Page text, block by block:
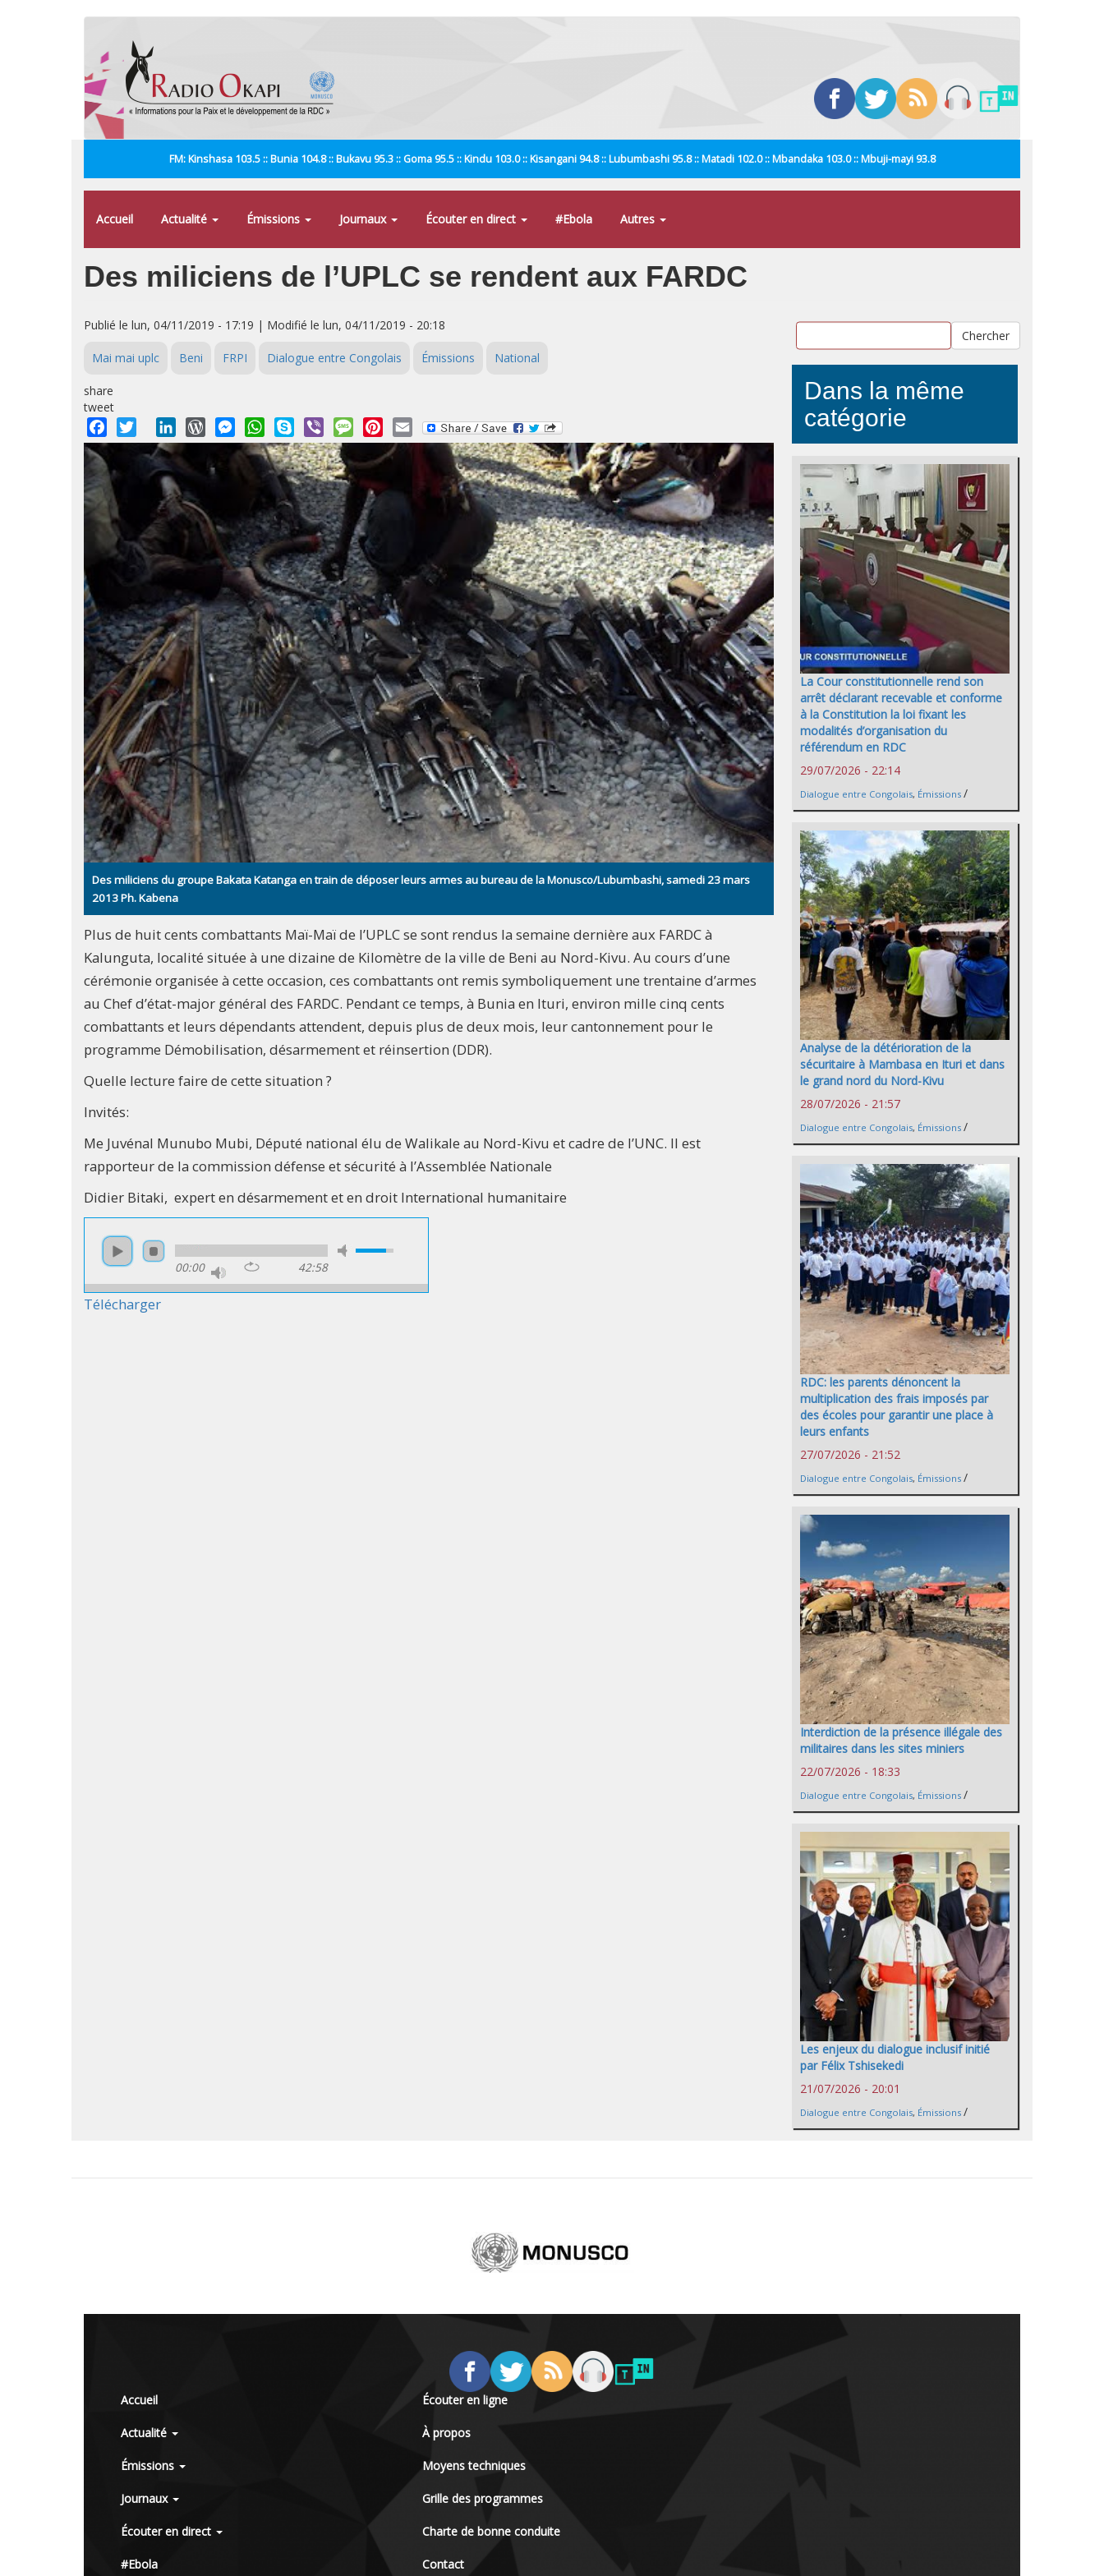
FM: Kinshasa 103.5 :: Bunia 104.8 :: Bukavu 95.3 :: Goma 95.5 :: Kindu 103.0 :: Kisangani 94.8 :: Lubumbashi 95.8 :: Matadi 102.0 :: Mbandaka 103.0 :: Mbuji-mayi 93.8
Accueil Actualité Émissions Journaux Écouter en direct #Ebola Autres
Des miliciens de l’UPLC se rendent aux FARDC
Publié le lun, 04/11/2019 - 17:19 | Modifié le lun, 04/11/2019 - 20:18
Mai mai uplc Beni FRPI Dialogue entre Congolais Émissions National
share
tweet
Facebook
Twitter LinkedInWordPressMessengerWhatsApp
Skype Viber MessagePinterest
Email
Des miliciens du groupe Bakata Katanga en train de déposer leurs armes au bureau de la Monusco/Lubumbashi, samedi 23 mars
2013 Ph. Kabena
Plus de huit cents combattants Maï-Maï de l’UPLC se sont rendus la semaine dernière aux FARDC à
Kalunguta, localité située à une dizaine de Kilomètre de la ville de Beni au Nord-Kivu. Au cours d’une
cérémonie organisée à cette occasion, ces combattants ont remis symboliquement une trentaine d’armes
au Chef d’état-major général des FARDC. Pendant ce temps, à Bunia en Ituri, environ mille cinq cents
combattants et leurs dépendants attendent, depuis plus de deux mois, leur cantonnement pour le
programme Démobilisation, désarmement et réinsertion (DDR).
Quelle lecture faire de cette situation ?
Invités:
Me Juvénal Munubo Mubi, Député national élu de Walikale au Nord-Kivu et cadre de l’UNC. Il est
rapporteur de la commission défense et sécurité à l’Assemblée Nationale
Didier Bitaki, expert en désarmement et en droit International humanitaire
00:00 42:58
Télécharger
Chercher
Dans la même
catégorie
La Cour constitutionnelle rend son
arrêt déclarant recevable et conforme
à la Constitution la loi fixant les
modalités d’organisation du
référendum en RDC
29/07/2026 - 22:14
Dialogue entre Congolais, Émissions /
Analyse de la détérioration de la
sécuritaire à Mambasa en Ituri et dans
le grand nord du Nord-Kivu
28/07/2026 - 21:57
Dialogue entre Congolais, Émissions /
RDC: les parents dénoncent la
multiplication des frais imposés par
des écoles pour garantir une place à
leurs enfants
27/07/2026 - 21:52
Dialogue entre Congolais, Émissions /
Interdiction de la présence illégale des
militaires dans les sites miniers
22/07/2026 - 18:33
Dialogue entre Congolais, Émissions /
Les enjeux du dialogue inclusif initié
par Félix Tshisekedi
21/07/2026 - 20:01
Dialogue entre Congolais, Émissions /
Accueil
Actualité
Émissions
Journaux
Écouter en direct
#Ebola
Écouter en ligne
À propos
Moyens techniques
Grille des programmes
Charte de bonne conduite
Contact